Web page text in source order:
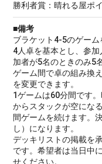
勝利者賞：晴れる屋ポ
■備考
ブラケット4-5のゲーム
4人卓を基本とし、参
加者が5名のときのみ5
ゲーム間で卓の組み換
を変更できます。
1ゲームは60分間です
からスタックが空にな
間ゲームを続けます。
し）になります。
デッキリストの掲載を
です。希望者は当日中
せください。